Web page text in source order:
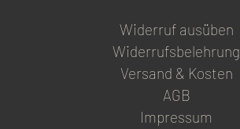
Widerruf ausüben
Widerrufsbelehrung
Versand & Kosten
AGB
Impressum